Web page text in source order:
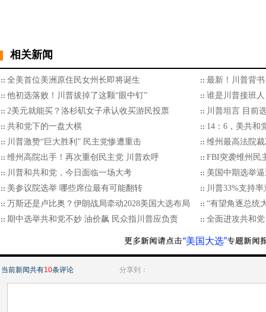
相关新闻
全美首位美洲原住民女州长即将诞生
最新！川普背
他初选落败！川普拔掉了这颗“眼中钉”
谁是川普接班
2美元就能买？洛杉矶女子承认收买游民投票
川普坦言 目前
共和党下的一盘大棋
14：6，美共和
川普激赞“巨大胜利” 民主党惨遭重击
维州最高法院
维州高院出手！再次重创民主党 川普欢呼
FBI突袭维州民
川普和共和党，今日面临一场大考
美国中期选举
美参议院选举 哪些席位最有可能翻转
川普33%支持
万斯还是卢比奥？伊朗战局牵动2028美国大选布局
“有望角逐总统
期中选举共和党不妙 油价飙 民众指川普应负责
全面进攻共和
“美国大选”
当前新闻共有10条评论 分享到：